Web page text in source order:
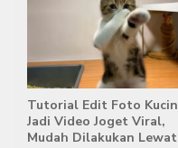
Tutorial Edit Foto
Jadi Video Joget Viral,
Mudah Dilakukan Lewat